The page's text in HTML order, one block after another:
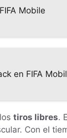
Mobile
en FIFA
tiros libres.
Con el